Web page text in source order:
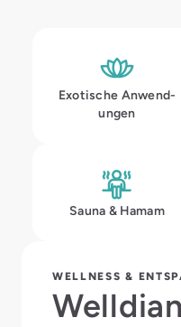
Exotische Anwend­
ungen
Sauna & Hamam
WELLNESS &